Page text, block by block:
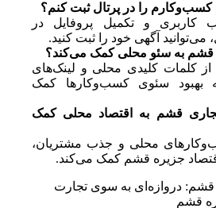
کسب‌وکارم را در پرتال ثبت کنم؟
کاربری و تکمیل پروفایل در
آگهی خود را ثبت کنید.
قشم به سئو محلی کمک می‌کند؟
از کلمات کلیدی محلی و لینک‌های
بهبود سئوی کسب‌وکارها کمک
قشم به اقتصاد محلی کمک
محلی و جذب مشتریان،
جزیره قشم کمک می‌کند.